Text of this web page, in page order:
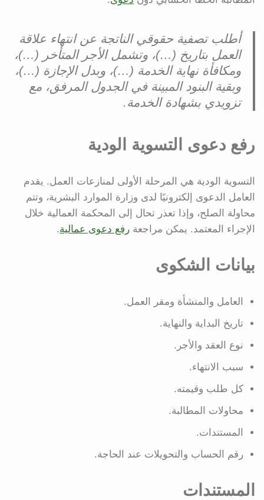
أطلب تصفية حقوقي الناتجة عن انتهاء علاقة
العمل بتاريخ (…)، وتشمل الأجر المتأخر (…)،
ومكافأة نهاية الخدمة (…)، وبدل الإجازة (…)،
وبقية البنود المبينة في الجدول المرفق، مع
تزويدي بشهادة الخدمة.
رفع دعوى التسوية الودية
التسوية الودية هي المرحلة الأولى لمنازعات العمل. يقدم
العامل الدعوى إلكترونيًا لدى وزارة الموارد البشرية، وتتم
محاولة الصلح، وإذا تعذر تحال إلى المحكمة العمالية خلال
الإجراء المعتمد. يمكن مراجعة رفع دعوى عمالية.
بيانات الشكوى
العامل والمنشأة ومقر العمل.
تاريخ البداية والنهاية.
نوع العقد والأجر.
سبب الانتهاء.
كل طلب وقيمته.
محاولات المطالبة.
المستندات.
رقم الحساب والتحويلات عند الحاجة.
المستندات